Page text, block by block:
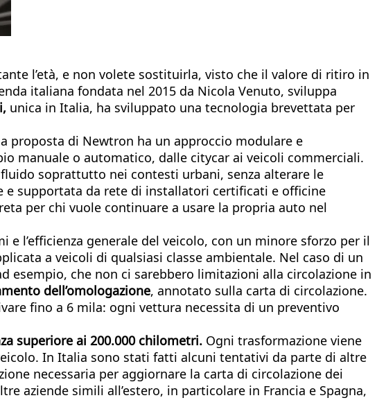
l’età, e non volete sostituirla, visto che il valore di ritiro in
italiana fondata nel 2015 da Nicola Venuto, sviluppa
unica in Italia, ha sviluppato una tecnologia brevettata per
proposta di Newtron ha un approccio modulare e
manuale o automatico, dalle citycar ai veicoli commerciali.
soprattutto nei contesti urbani, senza alterare le
supportata da rete di installatori certificati e officine
per chi vuole continuare a usare la propria auto nel
e l’efficienza generale del veicolo, con un minore sforzo per il
a veicoli di qualsiasi classe ambientale. Nel caso di un
esempio, che non ci sarebbero limitazioni alla circolazione in
dell’omologazione, annotato sulla carta di circolazione.
fino a 6 mila: ogni vettura necessita di un preventivo
superiore ai 200.000 chilometri. Ogni trasformazione viene
In Italia sono stati fatti alcuni tentativi da parte di altre
necessaria per aggiornare la carta di circolazione dei
aziende simili all’estero, in particolare in Francia e Spagna,